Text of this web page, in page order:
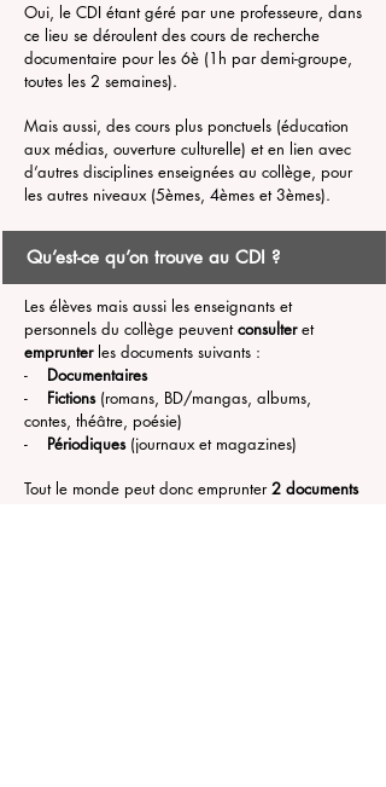
Oui, le CDI étant géré par une professeure, dans
ce lieu se déroulent des cours de recherche
documentaire pour les 6è (1h par demi-groupe,
toutes les 2 semaines).
Mais aussi, des cours plus ponctuels (éducation
aux médias, ouverture culturelle) et en lien avec
d’autres disciplines enseignées au collège, pour
les autres niveaux (5èmes, 4èmes et 3èmes).
Qu’est-ce qu’on trouve au CDI ?
Les élèves mais aussi les enseignants et
personnels du collège peuventconsulteret
emprunter les documents suivants :
- Documentaires
- Fictions(romans, BD/mangas, albums,
contes, théâtre, poésie)
- Périodiques (journaux et magazines)
Tout le monde peut donc emprunter2 documents